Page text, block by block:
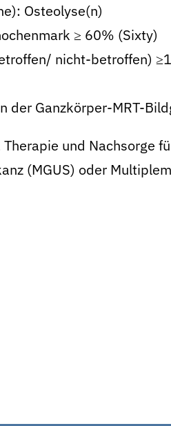
Osteolyse(n)
≥ 60% (Sixty)
nicht-betroffen)
der Ganzkörper-MRT-
und Nachsorge
(MGUS) oder